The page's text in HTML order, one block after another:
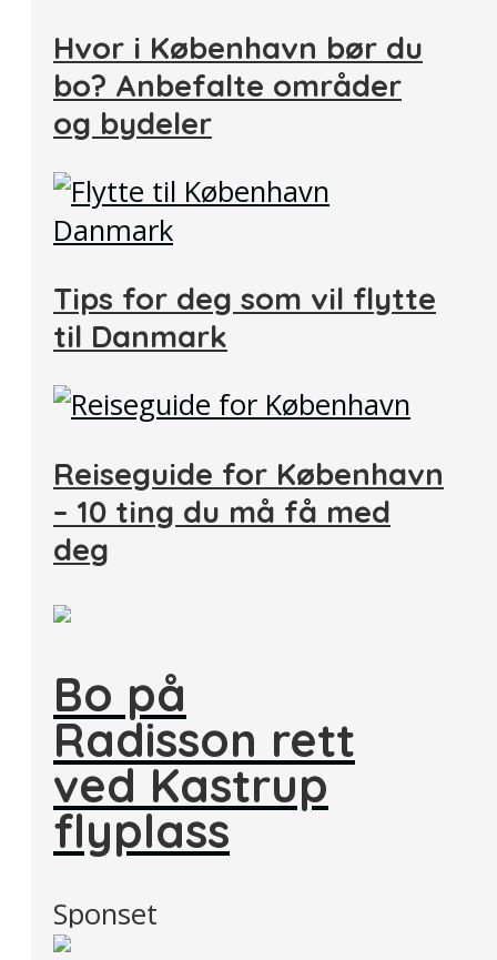
Hvor i København bør du
bo? Anbefalte områder
og bydeler
Tips for deg som vil flytte
til Danmark
Reiseguide for København
– 10 ting du må få med
deg
Bo på
Radisson rett
ved Kastrup
flyplass
Sponset